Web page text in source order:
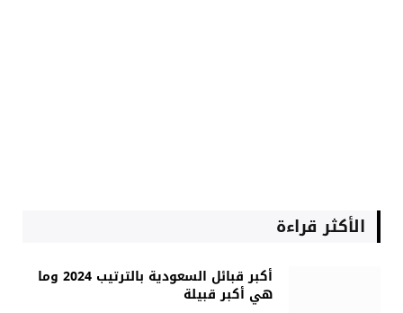
الأكثر قراءة
أكبر قبائل السعودية بالترتيب 2024 وما
هي أكبر قبيلة